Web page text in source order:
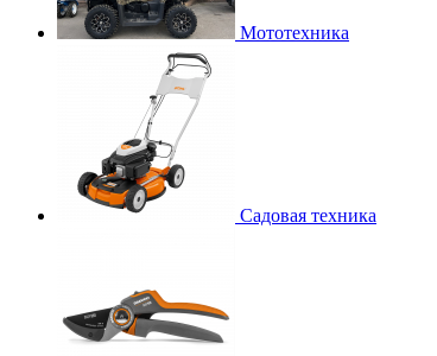
Мототехника
Садовая техника